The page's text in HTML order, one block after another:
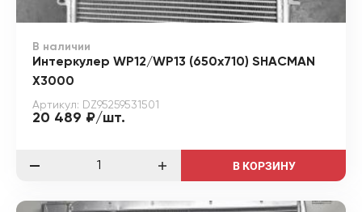
В наличии
Интеркулер WP12/WP13 (650х710) SHACMAN
X3000
Артикул: DZ95259531501
20 489 ₽/шт.
В КОРЗИНУ